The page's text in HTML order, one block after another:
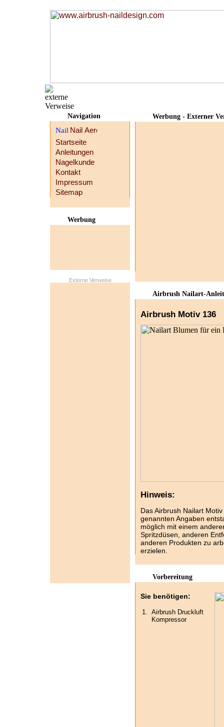
Werbung - Externer
Airbrush Nailart-
Airbrush Motiv 136
Hinweis:
Das Airbrush Nailart
genannten Angaben
möglich mit einem
Spritzdüsen, anderen
anderen Produkten zu
erzielen.
Vorbereitung
Sie benötigen:
1. Airbrush Druckluft
Kompressor
Navigation
Startseite
Anleitungen
Nagelkunde
Kontakt
Impressum
Sitemap
Werbung
Externe Verweise